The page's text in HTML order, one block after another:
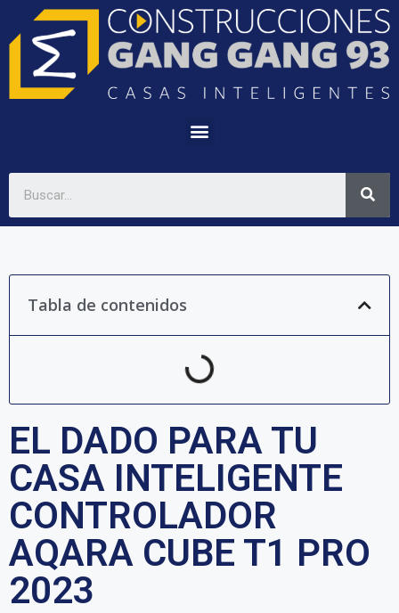
Tabla de contenidos
EL DADO PARA TU
CASA INTELIGENTE
CONTROLADOR
AQARA CUBE T1 PRO
2023